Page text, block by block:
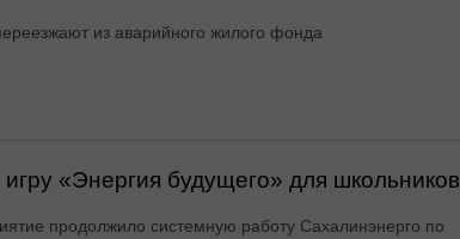
из аварийного жилого фонда
«Энергия будущего» для школьников
продолжило системную работу Сахалинэнерго по